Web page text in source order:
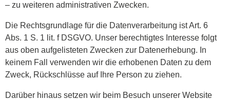
– zu weiteren administrativen Zwecken.
Die Rechtsgrundlage für die Datenverarbeitung ist Art. 6
Abs. 1 S. 1 lit. f DSGVO. Unser berechtigtes Interesse folgt
aus oben aufgelisteten Zwecken zur Datenerhebung. In
keinem Fall verwenden wir die erhobenen Daten zu dem
Zweck, Rückschlüsse auf Ihre Person zu ziehen.
Darüber hinaus setzen wir beim Besuch unserer Website